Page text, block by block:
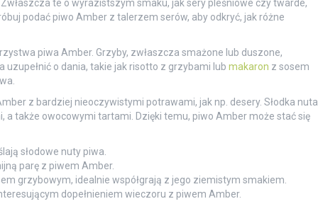
te o wyrazistszym smaku, jak sery pleśniowe czy twarde,
podać piwo Amber z talerzem serów, aby odkryć, jak różne
piwa Amber. Grzyby, zwłaszcza smażone lub duszone,
o dania, takie jak risotto z grzybami lub makaron z sosem
z bardziej nieoczywistymi potrawami, jak np. desery. Słodka nuta
także owocowymi tartami. Dzięki temu, piwo Amber może stać się
słodowe nuty piwa.
parę z piwem Amber.
grzybowym, idealnie współgrają z jego ziemistym smakiem.
dopełnieniem wieczoru z piwem Amber.